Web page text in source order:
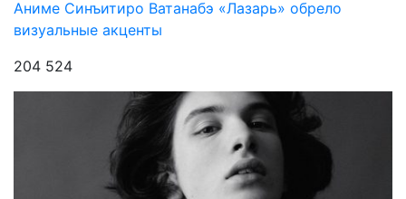
Аниме Синъитиро Ватанабэ «Лазарь» обрело
визуальные акценты
204 524